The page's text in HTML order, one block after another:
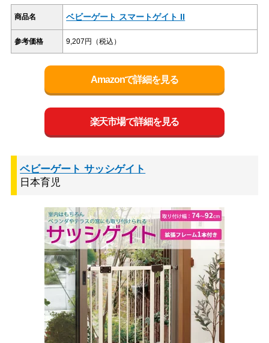
商品名 ベビーゲート スマートゲイト II
参考価格 9,207円（税込）
Amazonで詳細を見る
楽天市場で詳細を見る
ベビーゲート サッシゲイト
日本育児